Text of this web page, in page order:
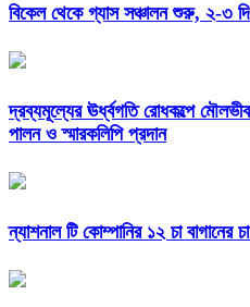
বিকেল থেকে গ্যাস সঞ্চালন শুরু, ২-৩
দ্রব্যমূল্যের ঊর্ধ্বগতি রোধকল্পে
পালন ও স্মারকলিপি প্রদান
ন্যাশনাল টি কোম্পানির ১২ চা বাগানের